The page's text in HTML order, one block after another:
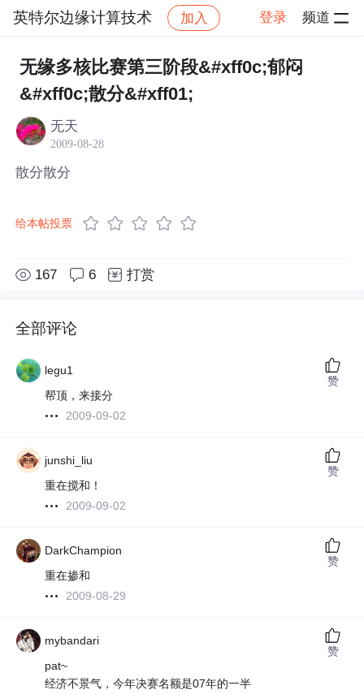
英特尔边缘计算技术 加入 登录 频道
社区 英特尔边缘计算技术 帖子详情
无缘多核比赛第三阶段&#xff0c;郁闷
&#xff0c;散分&#xff01;
无天
2009-08-28
散分散分
给本帖投票
167 6 打赏
全部评论
legu1
帮顶，来接分
2009-09-02
赞
junshi_liu
重在搅和！
2009-09-02
赞
DarkChampion
重在掺和
2009-08-29
赞
mybandari
pat~
经济不景气，今年决赛名额是07年的一半
赞